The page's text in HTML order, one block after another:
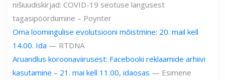
nišiuudiskirjad: COVID-19 seotuse langusest
tagasipöördumine – Poynter
Oma loomingulise evolutsiooni mõistmine: 20. mail kell
14.00. Ida — RTDNA
Aruandlus koroonaviirusest: Facebooki reklaamide arhiivi
kasutamine – 21. mai kell 11.00, idaosas — Esimene